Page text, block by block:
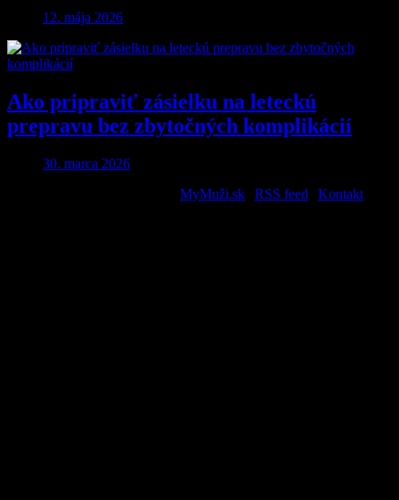
12. mája 2026
Ako pripraviť zásielku na leteckú
prepravu bez zbytočných komplikácií
30. marca 2026
MyMuži.sk RSS feed Kontakt